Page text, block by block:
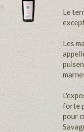
Le
Les
forte
pour